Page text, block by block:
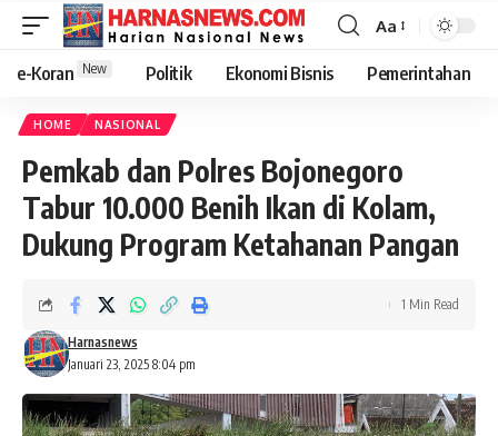
Aa
e-Koran New Politik Ekonomi Bisnis Pemerintahan
HOME NASIONAL
Pemkab dan Polres Bojonegoro
Tabur 10.000 Benih Ikan di Kolam,
Dukung Program Ketahanan Pangan
Januari 23, 2025 8:04 pm
Harnasnews
1 Min Read